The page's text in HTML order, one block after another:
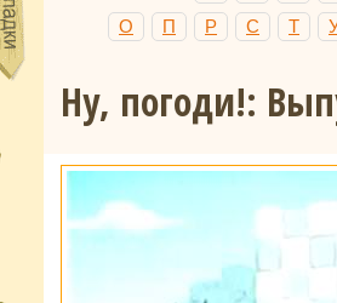
О
П Р С Т
Ну, погоди!: